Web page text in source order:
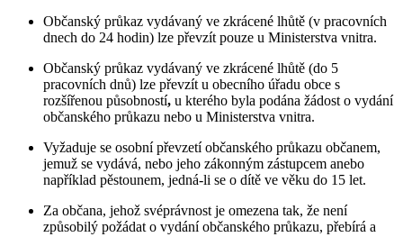
Občanský průkaz vydávaný ve zkrácené lhůtě (v pracovních
dnech do 24 hodin) lze převzít pouze u Ministerstva vnitra.
Občanský průkaz vydávaný ve zkrácené lhůtě (do 5
pracovních dnů) lze převzít u obecního úřadu obce s
rozšířenou působností, u kterého byla podána žádost o vydání
občanského průkazu nebo u Ministerstva vnitra.
Vyžaduje se osobní převzetí občanského průkazu občanem,
jemuž se vydává, nebo jeho zákonným zástupcem anebo
například pěstounem, jedná-li se o dítě ve věku do 15 let.
Za občana, jehož svéprávnost je omezena tak, že není
způsobilý požádat o vydání občanského průkazu, přebírá a